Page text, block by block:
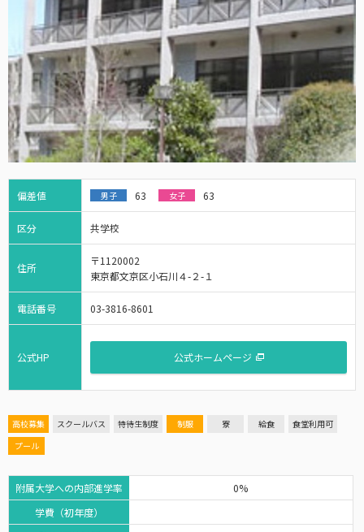
偏差値 男子 63 女子 63
区分 共学校
住所
〒1120002
東京都文京区小石川４-２-１
電話番号 03-3816-8601
公式HP 公式ホームページ
高校募集 スクールバス 特待生制度 制服 寮 給食
食堂利用可
プール
附属大学への内部進学率
学費（初年度）
0%